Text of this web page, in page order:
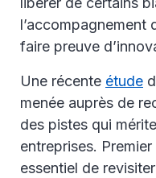
l’accompagnement
faire preuve
Une récente étude
menée auprès de
des pistes qui
entreprises.
essentiel de